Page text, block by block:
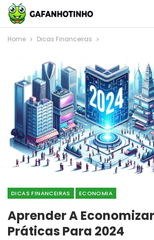
Home Dicas Financeiras
DICAS FINANCEIRAS ECONOMIA
Aprender A
Práticas Para 2024